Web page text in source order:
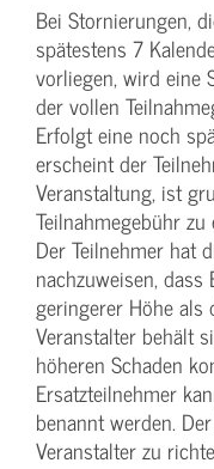
Bei Stornierungen,
spätestens 7
vorliegen, wird eine
der vollen
Erfolgt eine noch
erscheint der
Veranstaltung, ist
Teilnahmegebühr
Der Teilnehmer hat
nachzuweisen,
geringerer Höhe als
Veranstalter behält
höheren Schaden
Ersatzteilnehmer
benannt werden.
Veranstalter zu